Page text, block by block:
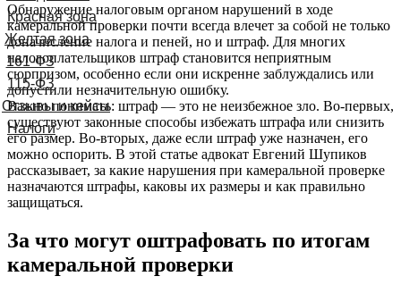
Обнаружение налоговым органом нарушений в ходе
камеральной проверки почти всегда влечет за собой не только
доначисление налога и пеней, но и штраф. Для многих
налогоплательщиков штраф становится неприятным
сюрпризом, особенно если они искренне заблуждались или
допустили незначительную ошибку.
Важно понимать: штраф — это не неизбежное зло. Во-первых,
существуют законные способы избежать штрафа или снизить
его размер. Во-вторых, даже если штраф уже назначен, его
можно оспорить. В этой статье адвокат Евгений Шупиков
рассказывает, за какие нарушения при камеральной проверке
назначаются штрафы, каковы их размеры и как правильно
защищаться.
За что могут оштрафовать по итогам
камеральной проверки